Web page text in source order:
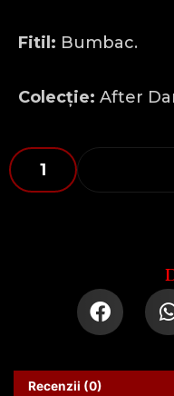
Fitil: Bumbac.
Colecție: After
Cantitate
Burn
baby,
Recenzii (0)